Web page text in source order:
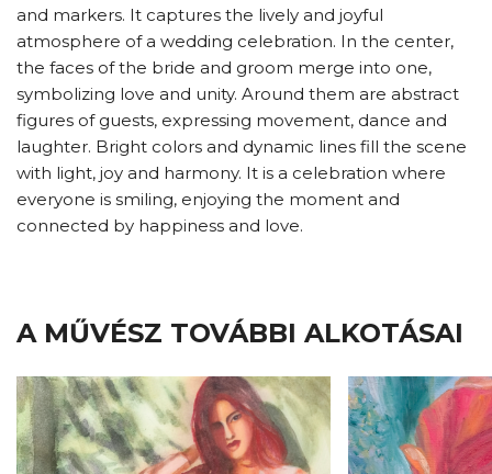
and markers. It captures the lively and joyful
atmosphere of a wedding celebration. In the center,
the faces of the bride and groom merge into one,
symbolizing love and unity. Around them are abstract
figures of guests, expressing movement, dance and
laughter. Bright colors and dynamic lines fill the scene
with light, joy and harmony. It is a celebration where
everyone is smiling, enjoying the moment and
connected by happiness and love.
A MŰVÉSZ TOVÁBBI ALKOTÁSAI